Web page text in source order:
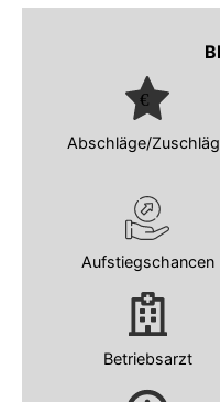
Abschläge/
Aufstiegschancen
Betriebsarzt